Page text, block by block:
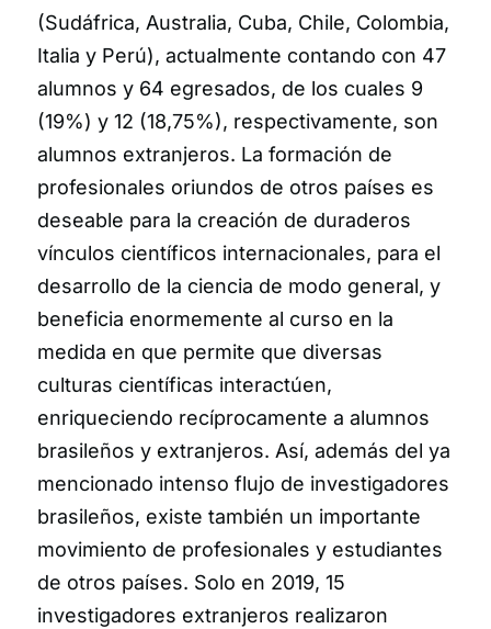
(Sudáfrica, Australia, Cuba, Chile, Colombia,
Italia y Perú), actualmente contando con 47
alumnos y 64 egresados, de los cuales 9
(19%) y 12 (18,75%), respectivamente, son
alumnos extranjeros. La formación de
profesionales oriundos de otros países es
deseable para la creación de duraderos
vínculos científicos internacionales, para el
desarrollo de la ciencia de modo general, y
beneficia enormemente al curso en la
medida en que permite que diversas
culturas científicas interactúen,
enriqueciendo recíprocamente a alumnos
brasileños y extranjeros. Así, además del ya
mencionado intenso flujo de investigadores
brasileños, existe también un importante
movimiento de profesionales y estudiantes
de otros países. Solo en 2019, 15
investigadores extranjeros realizaron